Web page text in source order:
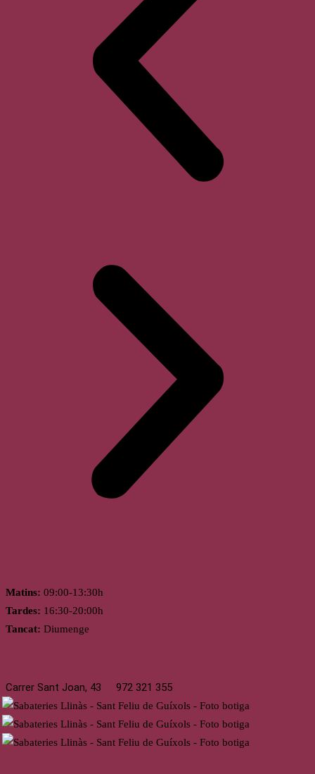
Matins: 09:00-13:30h
Tardes: 16:30-20:00h
Tancat: Diumenge
Carrer Sant Joan, 43 972 321 355